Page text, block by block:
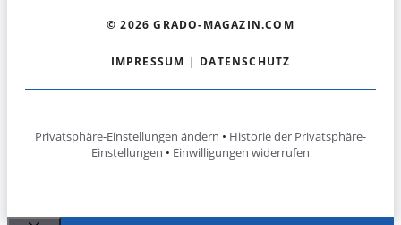
© 2026 GRADO-MAGAZIN.COM
IMPRESSUM | DATENSCHUTZ
Privatsphäre-Einstellungen ändern • Historie der Privatsphäre-
Einstellungen • Einwilligungen widerrufen